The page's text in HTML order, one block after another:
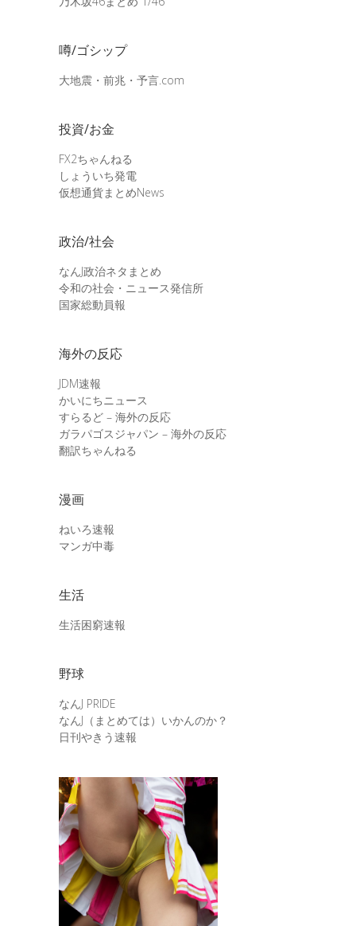
噂/ゴシップ
大地震・前兆・予言.com
投資/お金
FX2ちゃんねる
しょういち発電
仮想通貨まとめNews
政治/社会
なんJ政治ネタまとめ
令和の社会・ニュース発信所
国家総動員報
海外の反応
JDM速報
かいにちニュース
すらるど – 海外の反応
ガラパゴスジャパン – 海外の反応
翻訳ちゃんねる
漫画
ねいろ速報
マンガ中毒
生活
生活困窮速報
野球
なんJ PRIDE
なんJ（まとめては）いかんのか？
日刊やきう速報